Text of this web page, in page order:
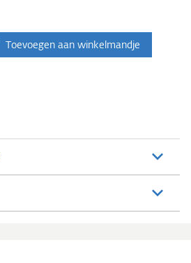
Toevoegen aan winkelmandje